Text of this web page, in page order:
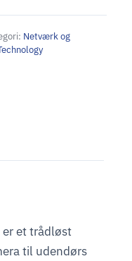
Netværk og
er et trådløst
til udendørs